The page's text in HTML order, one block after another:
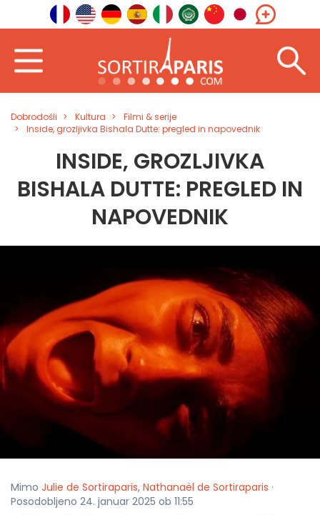
Dobrodošli Kultura
Filmi & serije
Inside, grozljivka Bishala Dutte: pregled in napovednik
INSIDE, GROZLJIVKA
BISHALA DUTTE: PREGLED IN
NAPOVEDNIK
Mimo Julie de Sortiraparis, Nathanaël de Sortiraparis ·
Posodobljeno 24. januar 2025 ob 11:55